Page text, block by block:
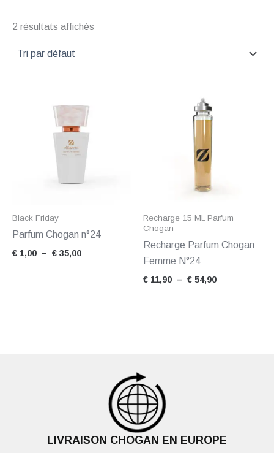
2 résultats affichés
Black Friday
Parfum Chogan n°24
€ 1,00 – € 35,00
prix :
€ 1,00
à
€ 35,00
Recharge 15 ML Parfum
Chogan
Recharge Parfum Chogan
Femme N°24
€ 11,90 – € 54,90
LIVRAISON CHOGAN EN EUROPE